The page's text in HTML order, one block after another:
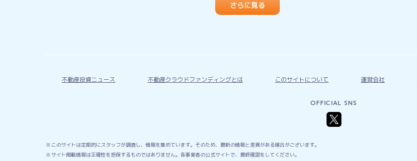
さらに見る
不動産投資ニュース 不動産クラウドファンディングとは このサイトについて 運営会社
OFFICIAL SNS
このサイトは定期的にスタッフが調査し、情報を集めています。そのため、最新の情報と差異がある場合がございます。
サイト掲載情報は正確性を担保するものではありません。各事業者の公式サイトで、最終確認をしてください。